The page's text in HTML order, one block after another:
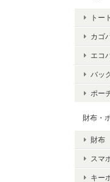
トー
カゴ
エコ
バッ
ポー
財布・
財布
スマ
キー